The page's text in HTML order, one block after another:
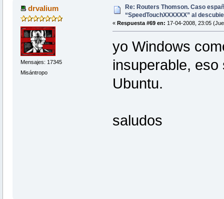
drvalium
Mensajes: 17345
Misántropo
Re: Routers Thomson. Caso
“SpeedTouchXXXXXX” al
« Respuesta #69 en: 17-04-2008, 23:05
yo Windows
insuperable,
Ubuntu.
saludos